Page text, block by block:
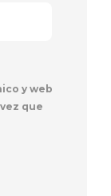
y web
que